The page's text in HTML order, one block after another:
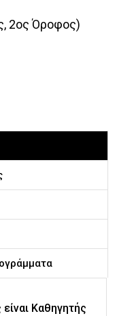
2ος Όροφος)
Καθηγητής